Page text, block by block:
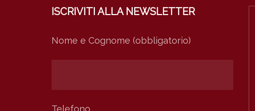
ISCRIVITI ALLA NEWSLETTER
Nome e Cognome (obbligatorio)